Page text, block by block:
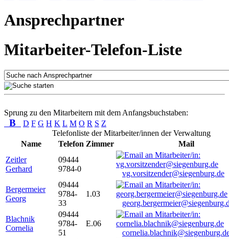
Ansprechpartner
Mitarbeiter-Telefon-Liste
Sprung zu den Mitarbeitern mit dem Anfangsbuchstaben:
B D F G H K L M O R S Z
Telefonliste der Mitarbeiter/innen der Verwaltung
Name
Telefon Zimmer
Mail
Zeitler
Gerhard
09444
9784-0
vg.vorsitzender@siegenburg.de
Bergermeier
Georg
09444
9784-
33
1.03
Blachnik
Cornelia
09444
9784-
51
E.06